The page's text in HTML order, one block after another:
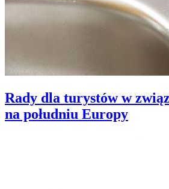
Rady dla turystów w
na południu Europy